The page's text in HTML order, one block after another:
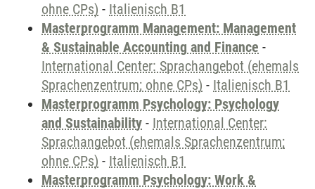
ohne CPs) - Italienisch B1
Masterprogramm Management: Management
& Sustainable Accounting and Finance -
International Center: Sprachangebot (ehemals
Sprachenzentrum; ohne CPs) - Italienisch B1
Masterprogramm Psychology: Psychology
and Sustainability - International Center:
Sprachangebot (ehemals Sprachenzentrum;
ohne CPs) - Italienisch B1
Masterprogramm Psychology: Work &